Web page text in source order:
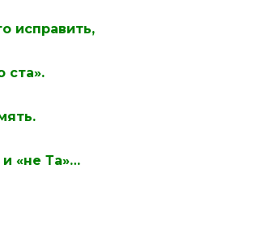
исправить,
ста».
«не Та»…